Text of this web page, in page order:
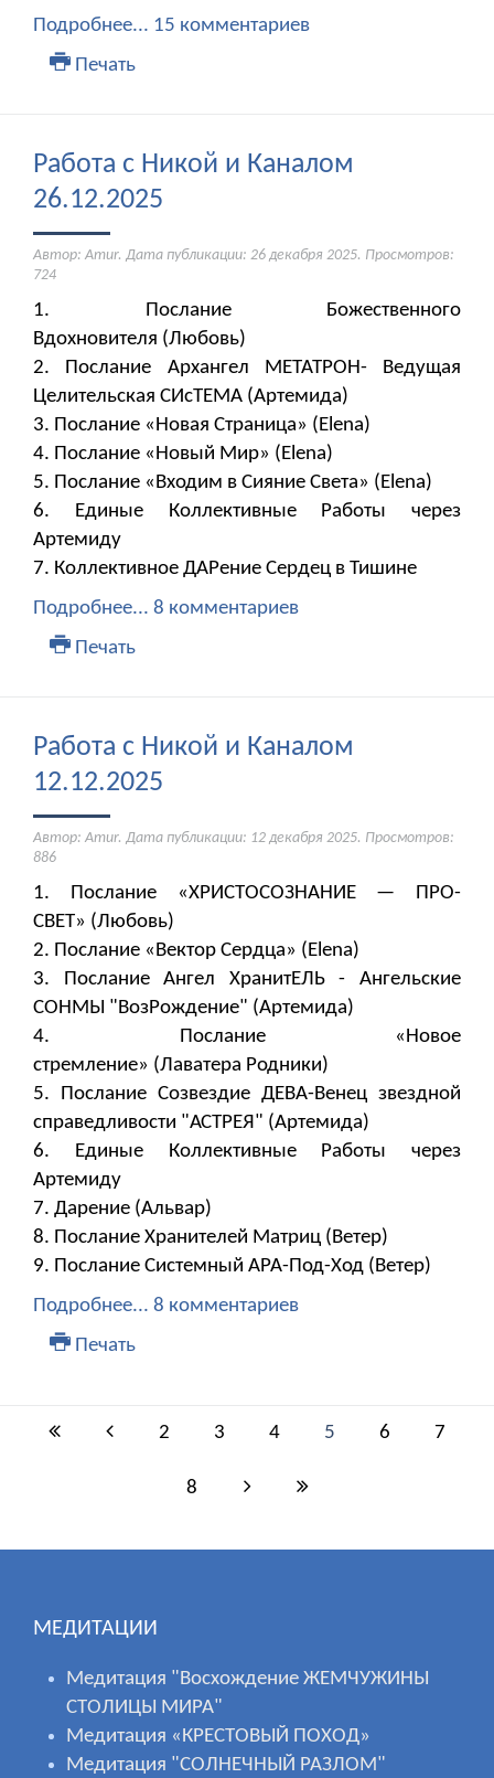
Подробнее... 15 комментариев
Печать
Работа с Никой и Каналом
26.12.2025
Автор: Amur. Дата публикации: 26 декабря 2025. Просмотров:
724
1. Послание Божественного
Вдохновителя (Любовь)
2. Послание Архангел МЕТАТРОН- Ведущая
Целительская СИсТЕМА (Артемида)
3. Послание «Новая Страница» (Elena)
4. Послание «Новый Мир» (Elena)
5. Послание «Входим в Сияние Света» (Elena)
6. Единые Коллективные Работы через
Артемиду
7. Коллективное ДАРение Сердец в Тишине
Подробнее... 8 комментариев
Печать
Работа с Никой и Каналом
12.12.2025
Автор: Amur. Дата публикации: 12 декабря 2025. Просмотров:
886
1. Послание «ХРИСТОСОЗНАНИЕ — ПРО-
СВЕТ» (Любовь)
2. Послание «Вектор Сердца» (Elena)
3. Послание Ангел ХранитЕЛЬ - Ангельские
СОНМЫ "ВозРождение" (Артемида)
4. Послание «Новое
стремление» (Лаватера Родники)
5. Послание Созвездие ДЕВА-Венец звездной
справедливости "АСТРЕЯ" (Артемида)
6. Единые Коллективные Работы через
Артемиду
7. ​​​​​​​Дарение (Альвар)
8. Послание Хранителей Матриц (Ветер)
9. Послание Системный АРА-Под-Ход (Ветер)
Подробнее... 8 комментариев
Печать
2 3 4 5 6 7
8
МЕДИТАЦИИ
Медитация "Восхождение ЖЕМЧУЖИНЫ
СТОЛИЦЫ МИРА"
Медитация «КРЕСТОВЫЙ ПОХОД»
Медитация "СОЛНЕЧНЫЙ РАЗЛОМ"